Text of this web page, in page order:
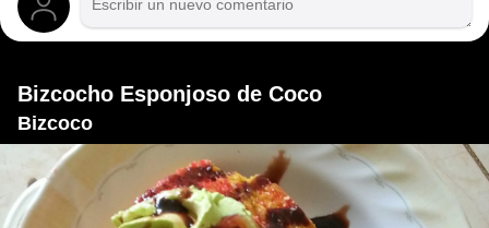
Bizcocho Esponjoso de Coco
Bizcoco